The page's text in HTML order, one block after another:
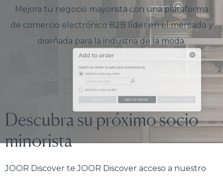
Mejora tu negocio mayorista con una plataforma
de comercio electrónico B2B líder en el mercado y
diseñada para la industria de la moda.
Descubra su próximo socio
minorista
JOOR Discover te JOOR Discover acceso a nuestro